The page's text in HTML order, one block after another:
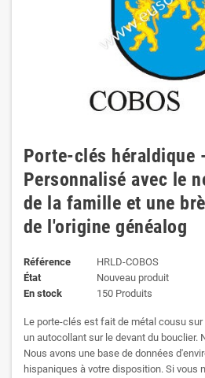
Porte-clés héraldique
Personnalisé avec le
de la famille et une
de l'origine généalog
Référence
HRLD-COBOS
État
Nouveau produit
En stock
150 Produits
Le porte-clés est fait de métal cousu sur
un autocollant sur le devant du bouclier.
Nous avons une base de données
hispaniques à votre disposition. Si vous